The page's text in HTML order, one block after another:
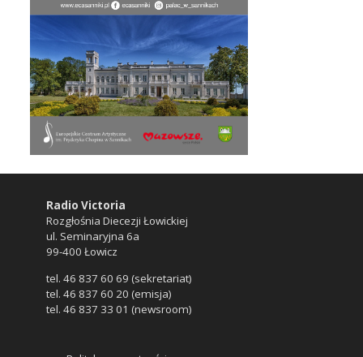
Radio Victoria
Rozgłośnia Diecezji Łowickiej
ul. Seminaryjna 6a
99-400 Łowicz
tel. 46 837 60 69 (sekretariat)
tel. 46 837 60 20 (emisja)
tel. 46 837 33 01 (newsroom)